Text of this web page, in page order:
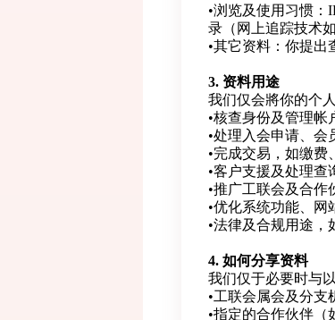
•浏览及使用习惯
录（网上追踪技术
•其它资料：你提出
3. 资料用途
我们仅会將你的个
•核查身份及管理帐
•处理入会申请、会
•完成交易，如缴费
•客户支援及处理查
•推广工联会及合作
•优化系统功能、
•法律及合规用途
4. 如何分享资料
我们仅于必要时与
•工联会属会及分支
•指定的合作伙伴